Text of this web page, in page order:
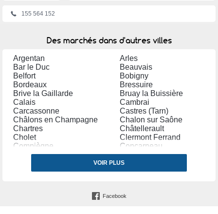
155 564 152
Des marchés dans d'autres villes
Argentan
Arles
Bar le Duc
Beauvais
Belfort
Bobigny
Bordeaux
Bressuire
Brive la Gaillarde
Bruay la Buissière
Calais
Cambrai
Carcassonne
Castres (Tarn)
Châlons en Champagne
Chalon sur Saône
Chartres
Châtellerault
Cholet
Clermont Ferrand
Compiègne
Concarneau
Coudekerque Branche
Créteil
Douai
Dreux
Etampes
Hazebrouck
VOIR PLUS
Facebook